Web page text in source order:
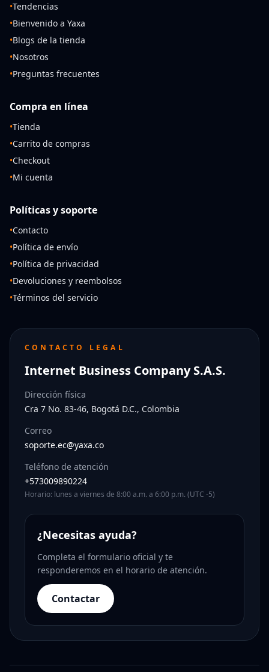
•Tendencias
•Bienvenido a Yaxa
•Blogs de la tienda
•Nosotros
•Preguntas frecuentes
Compra en línea
•Tienda
•Carrito de compras
•Checkout
•Mi cuenta
Políticas y soporte
•Contacto
•Política de envío
•Política de privacidad
•Devoluciones y reembolsos
•Términos del servicio
CONTACTO LEGAL
Internet Business Company S.A.S.
Dirección física
Cra 7 No. 83-46, Bogotá D.C., Colombia
Correo
soporte.ec@yaxa.co
Teléfono de atención
+573009890224
Horario: lunes a viernes de 8:00 a.m. a 6:00 p.m. (UTC -5)
¿Necesitas ayuda?
Completa el formulario oficial y te
responderemos en el horario de atención.
Contactar